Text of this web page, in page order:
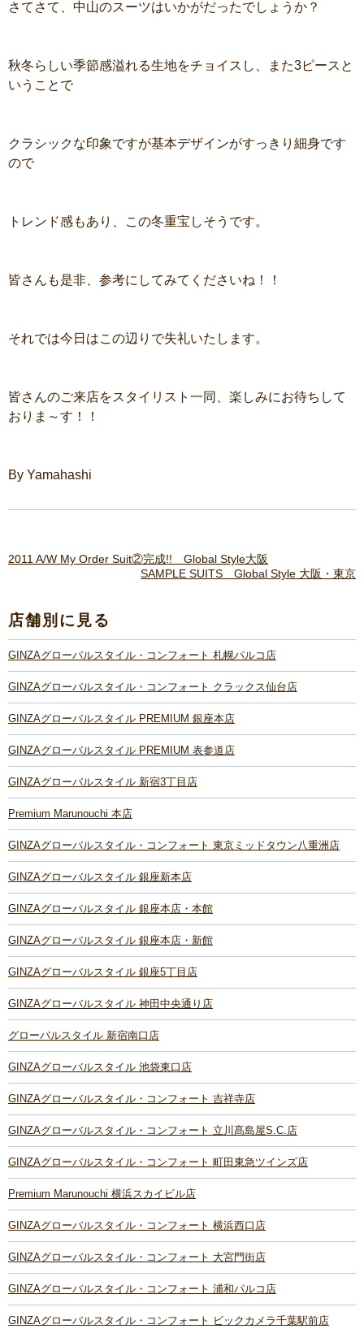
さてさて、中山のスーツはいかがだったでしょうか？
秋冬らしい季節感溢れる生地をチョイスし、また3ピースと
いうことで
クラシックな印象ですが基本デザインがすっきり細身です
ので
トレンド感もあり、この冬重宝しそうです。
皆さんも是非、参考にしてみてくださいね！！
それでは今日はこの辺りで失礼いたします。
皆さんのご来店をスタイリスト一同、楽しみにお待ちして
おりま～す！！
By Yamahashi
2011 A/W My Order Suit②完成!! Global Style大阪
SAMPLE SUITS Global Style 大阪・東京
店舗別に見る
GINZAグローバルスタイル・コンフォート 札幌パルコ店
GINZAグローバルスタイル・コンフォート クラックス仙台店
GINZAグローバルスタイル PREMIUM 銀座本店
GINZAグローバルスタイル PREMIUM 表参道店
GINZAグローバルスタイル 新宿3丁目店
Premium Marunouchi 本店
GINZAグローバルスタイル・コンフォート 東京ミッドタウン八重洲店
GINZAグローバルスタイル 銀座新本店
GINZAグローバルスタイル 銀座本店・本館
GINZAグローバルスタイル 銀座本店・新館
GINZAグローバルスタイル 銀座5丁目店
GINZAグローバルスタイル 神田中央通り店
グローバルスタイル 新宿南口店
GINZAグローバルスタイル 池袋東口店
GINZAグローバルスタイル・コンフォート 吉祥寺店
GINZAグローバルスタイル・コンフォート 立川髙島屋S.C.店
GINZAグローバルスタイル・コンフォート 町田東急ツインズ店
Premium Marunouchi 横浜スカイビル店
GINZAグローバルスタイル・コンフォート 横浜西口店
GINZAグローバルスタイル・コンフォート 大宮門街店
GINZAグローバルスタイル・コンフォート 浦和パルコ店
GINZAグローバルスタイル・コンフォート ビックカメラ千葉駅前店